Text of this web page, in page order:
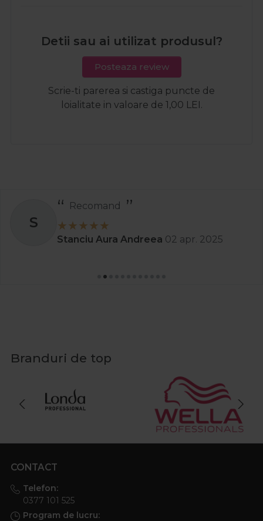
Detii sau ai utilizat produsul?
Posteaza review
Scrie-ti parerea si castiga puncte de
loialitate in valoare de 1,00 LEI.
S
Recomand
Stanciu Aura Andreea 02 apr. 2025
Branduri de top
CONTACT
Telefon:
0377 101 525
Program de lucru: